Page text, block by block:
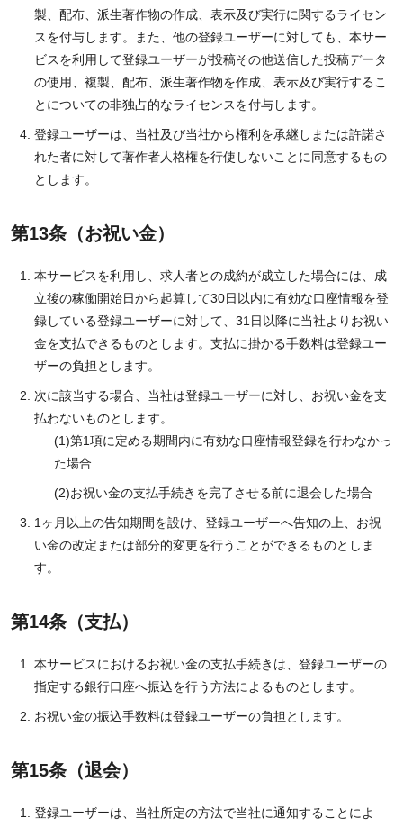
製、配布、派生著作物の作成、表示及び実行に関するライセン
スを付与します。また、他の登録ユーザーに対しても、本サー
ビスを利用して登録ユーザーが投稿その他送信した投稿データ
の使用、複製、配布、派生著作物を作成、表示及び実行するこ
とについての非独占的なライセンスを付与します。
登録ユーザーは、当社及び当社から権利を承継しまたは許諾さ
れた者に対して著作者人格権を行使しないことに同意するもの
とします。
第13条（お祝い金）
本サービスを利用し、求人者との成約が成立した場合には、成
立後の稼働開始日から起算して30日以内に有効な口座情報を登
録している登録ユーザーに対して、31日以降に当社よりお祝い
金を支払できるものとします。支払に掛かる手数料は登録ユー
ザーの負担とします。
次に該当する場合、当社は登録ユーザーに対し、お祝い金を支
払わないものとします。
第1項に定める期間内に有効な口座情報登録を行わなかっ
た場合
お祝い金の支払手続きを完了させる前に退会した場合
1ヶ月以上の告知期間を設け、登録ユーザーへ告知の上、お祝
い金の改定または部分的変更を行うことができるものとしま
す。
第14条（支払）
本サービスにおけるお祝い金の支払手続きは、登録ユーザーの
指定する銀行口座へ振込を行う方法によるものとします。
お祝い金の振込手数料は登録ユーザーの負担とします。
第15条（退会）
登録ユーザーは、当社所定の方法で当社に通知することによ